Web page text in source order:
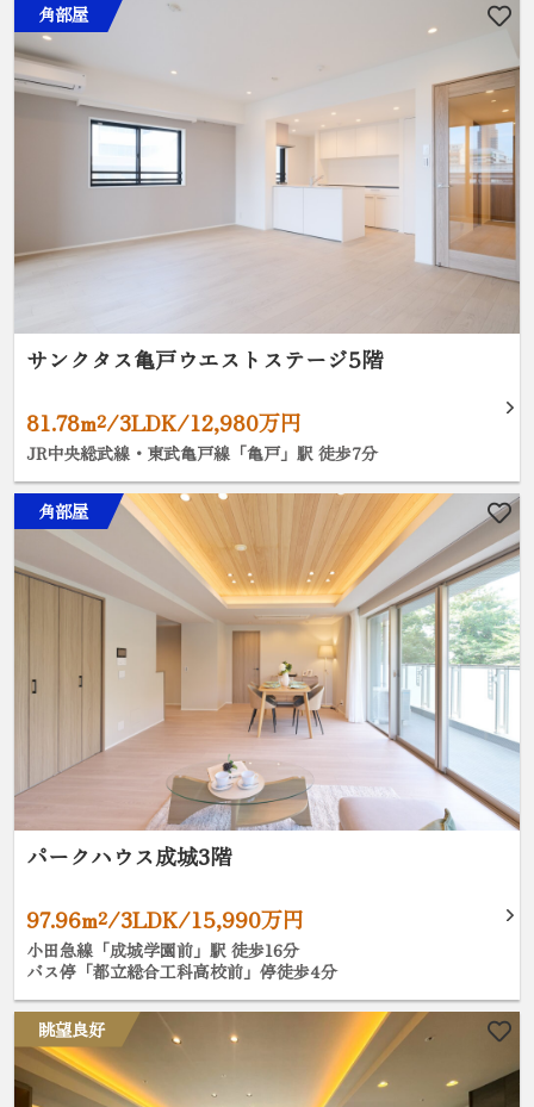
角部屋
サンクタス亀戸ウエストステージ5階
81.78m²/3LDK/12,980万円
JR中央総武線・東武亀戸線「亀戸」駅 徒歩7分
角部屋
パークハウス成城3階
97.96m²/3LDK/15,990万円
小田急線「成城学園前」駅 徒歩16分
バス停「都立総合工科高校前」停徒歩4分
眺望良好